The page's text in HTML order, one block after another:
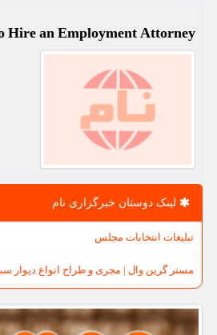
Hire an Employment Attorney
لینک دوستان خبرگزاری نام
تبلیغات انتخابات مجلس
مستر گرین وال | مجری و طراح انواع دیوار